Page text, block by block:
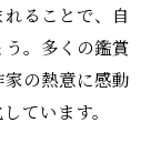
ることで、自
。多くの鑑賞
の熱意に感動
ています。